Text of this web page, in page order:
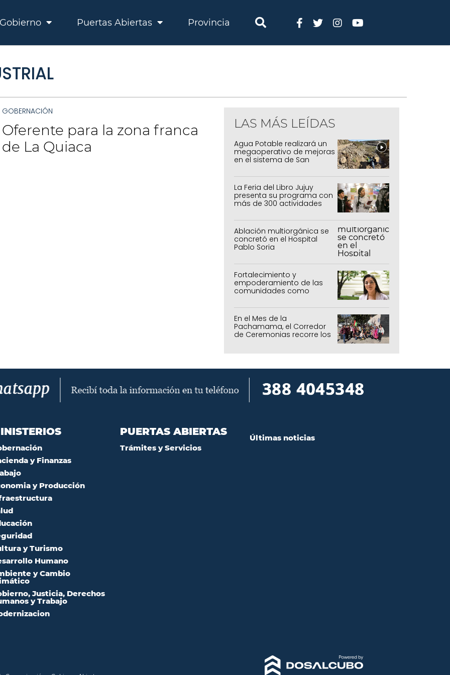
Gobierno Puertas Abiertas Provincia
GOBERNACIÓN
Oferente para la zona franca
de La Quiaca
LAS MÁS LEÍDAS
Agua Potable realizará un
megaoperativo de mejoras
en el sistema de San
La Feria del Libro Jujuy
presenta su programa con
más de 300 actividades
Ablación multiorgánica se
concretó en el Hospital
Pablo Soria
Fortalecimiento y
empoderamiento de las
comunidades como
En el Mes de la
Pachamama, el Corredor
de Ceremonias recorre los
y Finanzas
y Producción
y Turismo
Humano
y Cambio
Justicia, Derechos
y Trabajo
PUERTAS ABIERTAS
Trámites y Servicios
Últimas noticias